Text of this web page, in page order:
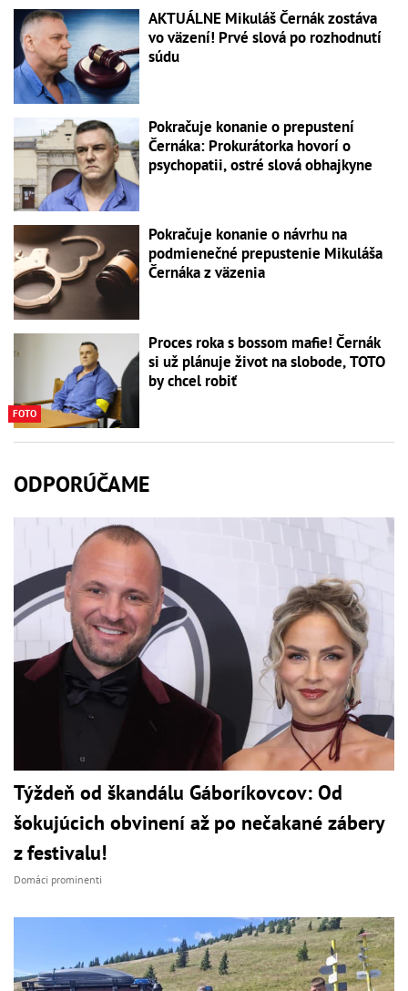
AKTUÁLNE Mikuláš Černák zostáva
vo väzení! Prvé slová po rozhodnutí
súdu
Pokračuje konanie o prepustení
Černáka: Prokurátorka hovorí o
psychopatii, ostré slová obhajkyne
Pokračuje konanie o návrhu na
podmienečné prepustenie Mikuláša
Černáka z väzenia
FOTO
Proces roka s bossom mafie! Černák
si už plánuje život na slobode, TOTO
by chcel robiť
ODPORÚČAME
Týždeň od škandálu Gáboríkovcov: Od
šokujúcich obvinení až po nečakané zábery
z festivalu!
Domáci prominenti